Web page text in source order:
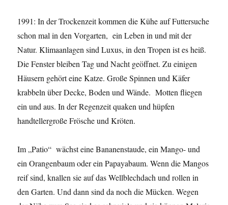
1991: In der Trockenzeit kommen die Kühe auf Futtersuche
schon mal in den Vorgarten, ein Leben in und mit der
Natur. Klimaanlagen sind Luxus, in den Tropen ist es heiß.
Die Fenster bleiben Tag und Nacht geöffnet. Zu einigen
Häusern gehört eine Katze. Große Spinnen und Käfer
krabbeln über Decke, Boden und Wände. Motten fliegen
ein und aus. In der Regenzeit quaken und hüpfen
handtellergroße Frösche und Kröten.
Im „Patio“ wächst eine Bananenstaude, ein Mango- und
ein Orangenbaum oder ein Papayabaum. Wenn die Mangos
reif sind, knallen sie auf das Wellblechdach und rollen in
den Garten. Und dann sind da noch die Mücken. Wegen